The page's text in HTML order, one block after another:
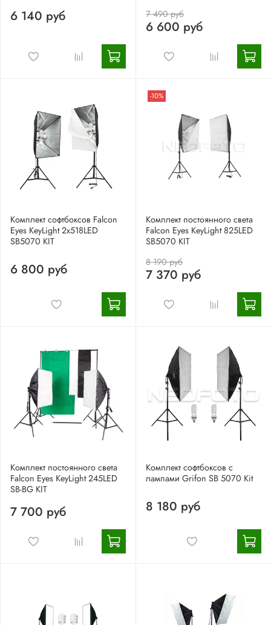
6 140 руб
7 490 руб
6 600 руб
Комплект софтбоксов Falcon
Eyes KeyLight 2х518LED
SB5070 KIT
6 800 руб
-10%
Комплект постоянного света
Falcon Eyes KeyLight 825LED
SB5070 KIT
8 190 руб
7 370 руб
Комплект постоянного света
Falcon Eyes KeyLight 245LED
SB-BG KIT
7 700 руб
Комплект софтбоксов с
лампами Grifon SB 5070 Kit
8 180 руб